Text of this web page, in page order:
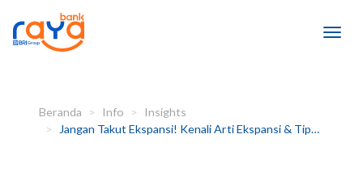
Beranda Info
Insights
Jangan Takut Ekspansi! Kenali Arti Ekspansi & Tips Kembangkan Bisnis